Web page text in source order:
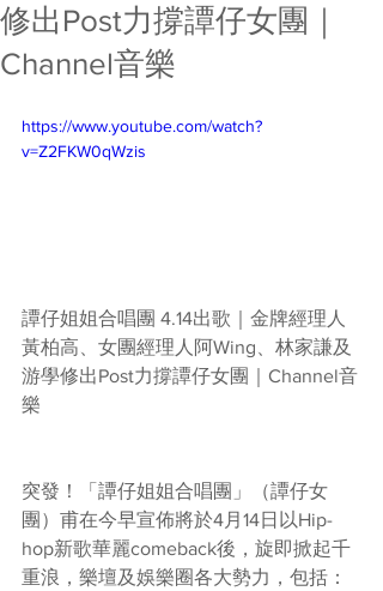
修出Post力撐譚仔女團｜
Channel音樂
https://www.youtube.com/watch?
v=Z2FKW0qWzis
譚仔姐姐合唱團 4.14出歌｜金牌經理人
黃柏高、女團經理人阿Wing、林家謙及
游學修出Post力撐譚仔女團｜Channel音
樂
突發！「譚仔姐姐合唱團」（譚仔女
團）甫在今早宣佈將於4月14日以Hip-
hop新歌華麗comeback後，旋即掀起千
重浪，樂壇及娛樂圈各大勢力，包括：